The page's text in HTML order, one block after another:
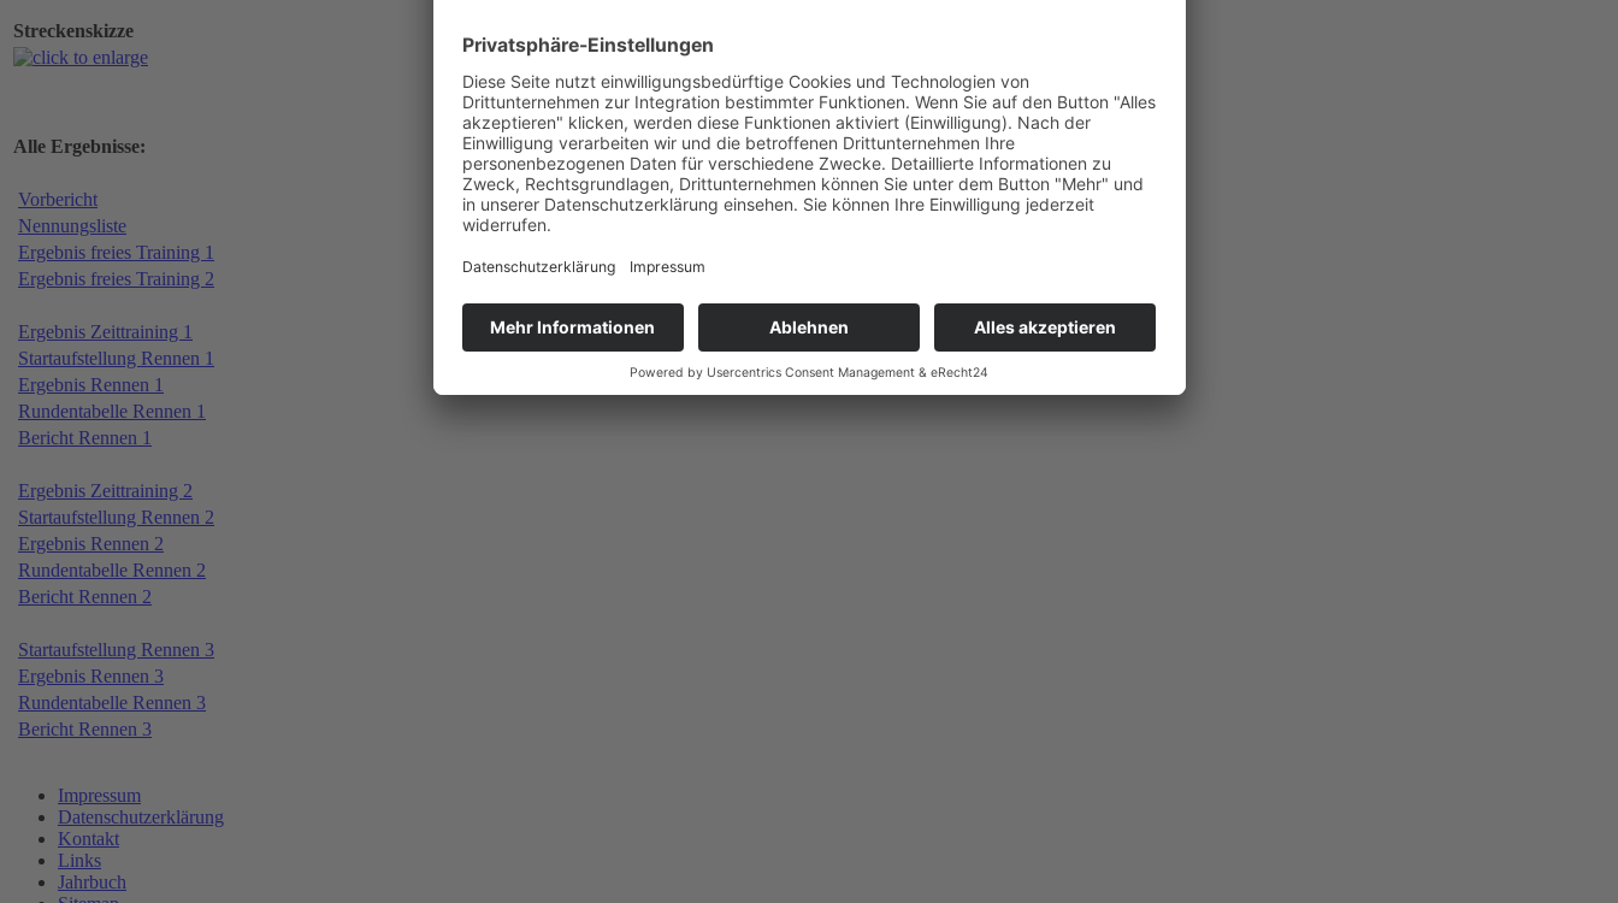
Streckenskizze
Alle Ergebnisse:
Vorbericht
Nennungsliste
Ergebnis freies Training 1
Ergebnis freies Training 2
Ergebnis Zeittraining 1
Startaufstellung Rennen 1
Ergebnis Rennen 1
Rundentabelle Rennen 1
Bericht Rennen 1
Ergebnis Zeittraining 2
Startaufstellung Rennen 2
Ergebnis Rennen 2
Rundentabelle Rennen 2
Bericht Rennen 2
Startaufstellung Rennen 3
Ergebnis Rennen 3
Rundentabelle Rennen 3
Bericht Rennen 3
Impressum
Datenschutzerklärung
Kontakt
Links
Jahrbuch